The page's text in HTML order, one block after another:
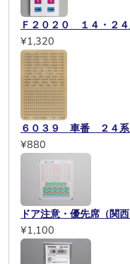
Ｆ２０２０ １４・２
¥1,320
６０３９ 車番 ２４
¥880
ドア注意・優先席（関西
¥1,100